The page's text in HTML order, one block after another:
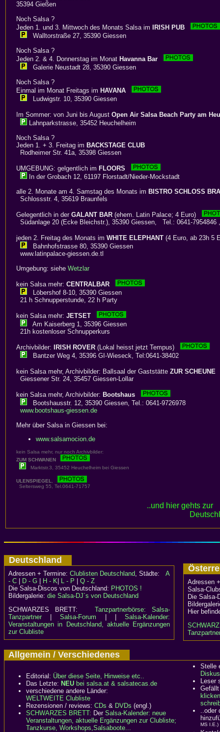
35394 Gießen
Noch Salsa ?
Jeden 1. und 3. Mittwoch des Monats Salsa im
IRISH PUB
Walltorstraße 27, 35390 Giessen
Noch Salsa ?
Jeden 2. & 4. Donnerstag im Monat Havanna Bar
Galerie Neustadt 28, 35390 Giessen
Noch Salsa ?
Einmal im Monat Freitags im HAVANA
Ludwigstr. 10, 35390 Giessen
Im Sommer: von Juni bis August Open Air Salsa Beach Party am
Lahnparkstrasse, 35452 Heuchelheim
Noch Salsa ?
Jeden 1. + 3. Freitag im BACKSTAGE CLUB
Rodheimer Str. 41a, 35398 Giessen
UMGEBUNG: gelgentlich im FLOORS
In der Grobach 12, 61197 Florstadt/Nieder-Mockstadt
alle 2. Monate am 4. Samstag des Monats im BISTRO SCHLOSS
Schlossstr. 4, 35619 Braunfels
Gelegentlich in der GALANT BAR (ehem. Latin Palace; 4 Euro)
Südanlage 20 (Ecke Bleichstr.), 35390 Giessen, Tel.: 0641-7954846
jeden 2. Freitag des Monats im WHITE ELEPHANT (4 Euro, ab 23h 5
Bahnhofstrasse 80, 35390 Giessen
www.latinpalace-giessen.de.tl
Umgebung: siehe Wetzlar
kein Salsa mehr: CENTRALBAR
Löbershof 8-10, 35390 Giessen
21 h Schnupperstunde, 22 h Party
kein Salsa mehr: JETSET
Am Kaiserberg 1, 35396 Giessen
21h kostenloser Schnupperkurs
Archivbilder: IRISH ROVER (Lokal heisst jetzt Tempus)
Bantzer Weg 4, 35396 GI-Wieseck, Tel:0641-38402
kein Salsa mehr, Archivbilder: Ballsaal der Gaststätte ZUR SCHEUNE
Giessener Str. 24, 35457 Giessen-Lollar
kein Salsa mehr, Archivbilder: Bootshaus
Bootshausstr. 12, 35390 Giessen, Tel.: 0641-9726978
www.bootshaus-giessen.de
Mehr über Salsa in Giessen bei:
www.salsamocion.de
kein Salsa mehr, nur noch Archivbilder:
ZUM SCHWANEN
Marktstr.3, 35452 Heuchelheim bei Giessen
ULENSPIEGEL,
Seltersweg 55, Tel.0641-71757
..und hier gehts zur
Deutschland
Adressen + Termine: Clublisten Deutschland, Städte: A
- C
D - G H - K L - P
Q - Z
Die Salsa-Discos von Deutschland: PHOTOS !
Bildergalerie: die Salsa-DJ´s von Deutschland
SCHWARZES BRETT:Tanzpartnerbörse: Salsa-
Tanzpartner|Salsa-Forum | |Salsa-Kalender:
Veranstaltungen in Deutschland, aktuelle Ergänzungen
zur Clubliste
Adressen
Salsa-
Die
Hier
Allgemein / Verschiedenes
Editorial: Über diese Seite, Hinweise etc..
Das Letzte: NEU bei salsa.at & salsatecas.de
verschiedene andere Länder:
WELTWEITE Clubliste
Rezensionen / reviews: CDs & DVDs (engl.)
SCHWARZES BRETT: Der Salsa-Kalender: neue
Veranstaltungen, aktuelle Ergänzungen zur Clubliste;
Tanzkurse, Workshops,Salsaboote...
Stelle
Leser
klicken
..oder
MS I.E.)